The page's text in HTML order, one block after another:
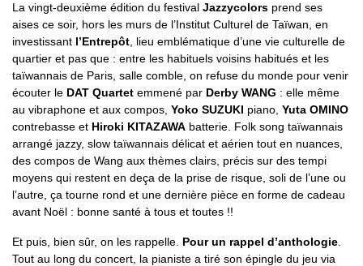
La vingt-deuxième édition du festival Jazzycolors prend ses
aises ce soir, hors les murs de l’Institut Culturel de Taïwan, en
investissant l’Entrepôt , lieu emblématique d’une vie culturelle de
quartier et pas que : entre les habituels voisins habitués et les
taïwannais de Paris, salle comble, on refuse du monde pour venir
écouter le DAT Quartet emmené par Derby WANG : elle même
au vibraphone et aux compos, Yoko SUZUKI piano, Yuta OMINO
contrebasse et Hiroki KITAZAWA batterie. Folk song taïwannais
arrangé jazzy, slow taïwannais délicat et aérien tout en nuances,
des compos de Wang aux thèmes clairs, précis sur des tempi
moyens qui restent en deça de la prise de risque, soli de l’une ou
l’autre, ça tourne rond et une dernière pièce en forme de cadeau
avant Noël : bonne santé à tous et toutes !!
Et puis, bien sûr, on les rappelle. Pour un rappel d’anthologie
Tout au long du concert, la pianiste a tiré son épingle du jeu via